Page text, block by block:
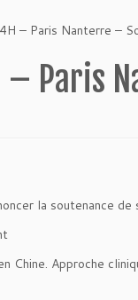
– Paris Nanterre –
Paris
la soutenance de
Chine. Approche